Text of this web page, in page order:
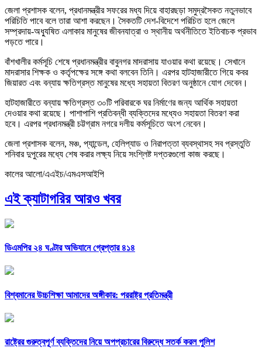
জেলা প্রশাসক বলেন, প্রধানমন্ত্রীর সফরের মধ্য দিয়ে বাহারছড়া সমুদ্রসৈকত নতুনভাবে
পরিচিতি পাবে বলে তারা আশা করছেন। সৈকতটি দেশ-বিদেশে পরিচিত হলে জেলে
সম্প্রদায়-অধ্যুষিত এলাকার মানুষের জীবনযাত্রা ও স্থানীয় অর্থনীতিতে ইতিবাচক প্রভাব
পড়তে পারে।
বাঁশখালীর কর্মসূচি শেষে প্রধানমন্ত্রীর বাবুনগর মাদরাসায় যাওয়ার কথা রয়েছে। সেখানে
মাদরাসার শিক্ষক ও কর্তৃপক্ষের সঙ্গে কথা বলবেন তিনি। এরপর হাটহাজারীতে গিয়ে কবর
জিয়ারত এবং বন্যায় ক্ষতিগ্রস্ত মানুষের মধ্যে সহায়তা বিতরণ অনুষ্ঠানে যোগ দেবেন।
হাটহাজারীতে বন্যায় ক্ষতিগ্রস্ত ৩০টি পরিবারকে ঘর নির্মাণের জন্য আর্থিক সহায়তা
দেওয়ার কথা রয়েছে। পাশাপাশি প্রতিবন্ধী ব্যক্তিদের মধ্যেও সহায়তা বিতরণ করা
হবে। এরপর প্রধানমন্ত্রী চট্টগ্রাম নগরে দলীয় কর্মসূচিতে অংশ নেবেন।
জেলা প্রশাসক বলেন, মঞ্চ, প্যান্ডেল, হেলিপ্যাড ও নিরাপত্তা ব্যবস্থাসহ সব প্রস্তুতি
শনিবার দুপুরের মধ্যে শেষ করার লক্ষ্য নিয়ে সংশ্লিষ্ট দপ্তরগুলো কাজ করছে।
কালের আলো/এএইচ/এমএসআইপি
এই ক্যাটাগরির আরও খবর
ডিএমপির ২৪ ঘণ্টার অভিযানে গ্রেপ্তার ৪১৪
বিশ্বমানের উচ্চশিক্ষা আমাদের অঙ্গীকার: পররাষ্ট্র প্রতিমন্ত্রী
রাষ্ট্রের গুরুত্বপূর্ণ ব্যক্তিদের নিয়ে অপপ্রচারের বিরুদ্ধে সতর্ক করল পুলিশ